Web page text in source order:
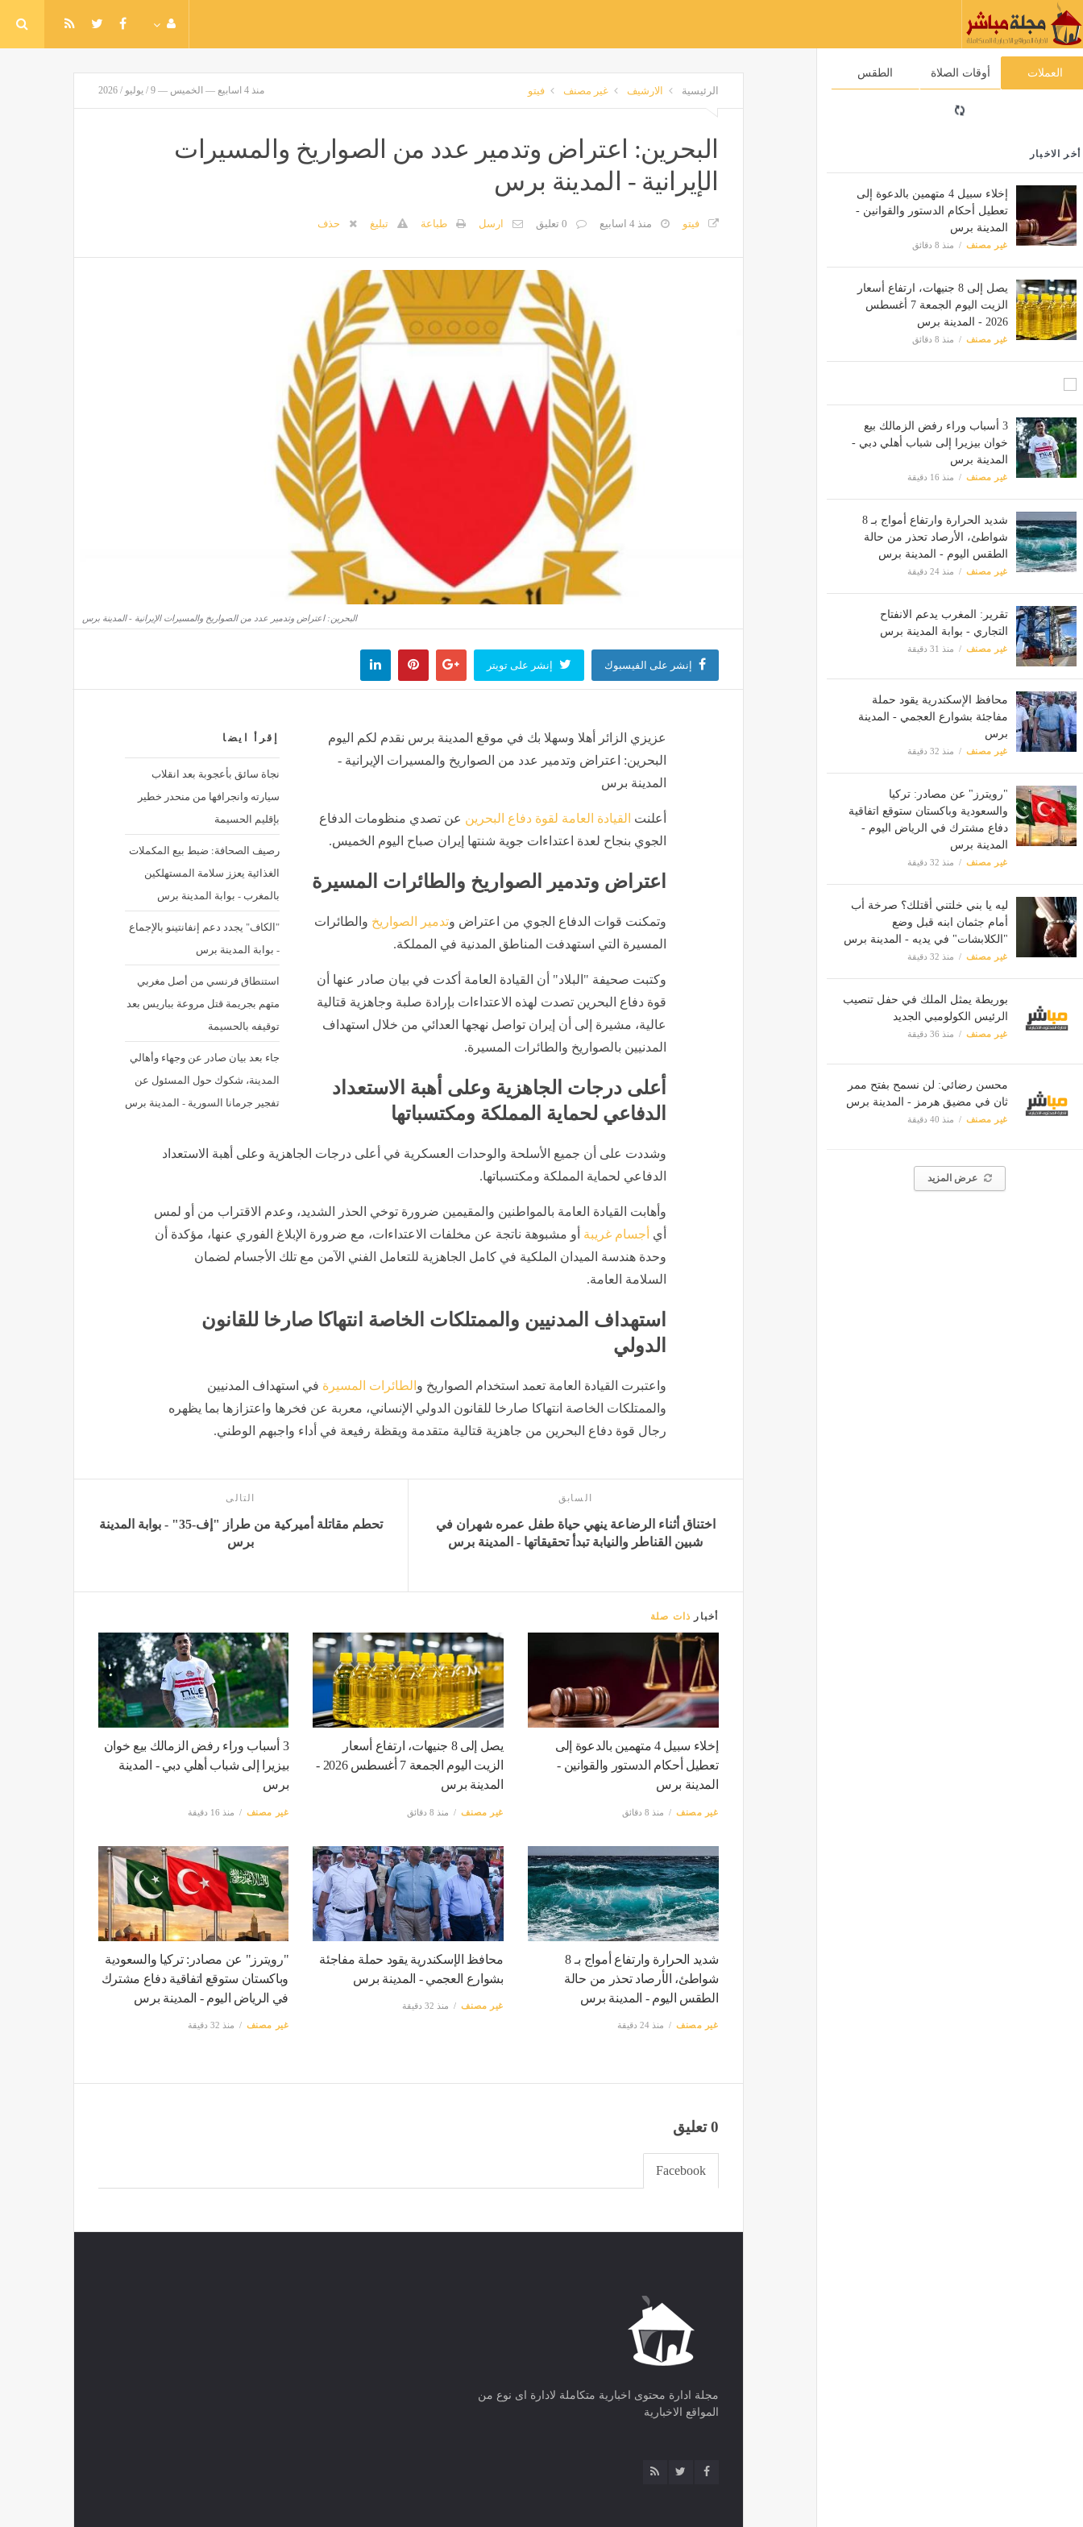
العملات أوقات الصلاة الطقس
أخر الاخبار
إخلاء سبيل 4 متهمين بالدعوة إلى
تعطيل أحكام الدستور والقوانين -
المدينة برس
غير مصنف منذ 8 دقائق
يصل إلى 8 جنيهات، ارتفاع أسعار
الزيت اليوم الجمعة 7 أغسطس
2026 - المدينة برس
غير مصنف منذ 8 دقائق
3 أسباب وراء رفض الزمالك بيع
خوان بيزيرا إلى شباب أهلي دبي -
المدينة برس
غير مصنف منذ 16 دقيقة
شديد الحرارة وارتفاع أمواج بـ 8
شواطئ، الأرصاد تحذر من حالة
الطقس اليوم - المدينة برس
غير مصنف منذ 24 دقيقة
تقرير: المغرب يدعم الانفتاح
التجاري - بوابة المدينة برس
غير مصنف منذ 31 دقيقة
محافظ الإسكندرية يقود حملة
مفاجئة بشوارع العجمي - المدينة
برس
غير مصنف منذ 32 دقيقة
"رويترز" عن مصادر: تركيا
والسعودية وباكستان ستوقع اتفاقية
دفاع مشترك في الرياض اليوم -
المدينة برس
غير مصنف منذ 32 دقيقة
ليه يا بني خلتني أقتلك؟ صرخة أب
أمام جثمان ابنه قبل وضع
"الكلابشات" في يديه - المدينة برس
غير مصنف منذ 32 دقيقة
بوريطة يمثل الملك في حفل تنصيب
الرئيس الكولومبي الجديد
غير مصنف منذ 36 دقيقة
محسن رضائي: لن نسمح بفتح ممر
ثان في مضيق هرمز - المدينة برس
غير مصنف منذ 40 دقيقة
عرض المزيد
الرئيسية الارشيف غير مصنف فيتو منذ 4 اسابيع — الخميس — 9 / يوليو / 2026
البحرين: اعتراض وتدمير عدد من الصواريخ والمسيرات
الإيرانية - المدينة برس
فيتو منذ 4 اسابيع 0 تعليق ارسل طباعة تبليغ حذف
البحرين: اعتراض وتدمير عدد من الصواريخ والمسيرات الإيرانية - المدينة برس
إنشر على الفيسبوك إنشر على تويتر
إقرأ ايضا
نجاة سائق بأعجوبة بعد انقلاب
سيارته وانجرافها من منحدر خطير
بإقليم الحسيمة
رصيف الصحافة: ضبط بيع المكملات
الغذائية يعزز سلامة المستهلكين
بالمغرب - بوابة المدينة برس
"الكاف" يجدد دعم إنفانتينو بالإجماع
- بوابة المدينة برس
استنطاق فرنسي من أصل مغربي
متهم بجريمة قتل مروعة بباريس بعد
توقيفه بالحسيمة
جاء بعد بيان صادر عن وجهاء وأهالي
المدينة، شكوك حول المسئول عن
تفجير جرمانا السورية - المدينة برس
عزيزي الزائر أهلا وسهلا بك في موقع المدينة برس نقدم لكم اليوم
البحرين: اعتراض وتدمير عدد من الصواريخ والمسيرات الإيرانية -
المدينة برس
أعلنت القيادة العامة لقوة دفاع البحرين عن تصدي منظومات الدفاع
الجوي بنجاح لعدة اعتداءات جوية شنتها إيران صباح اليوم الخميس.
اعتراض وتدمير الصواريخ والطائرات المسيرة
وتمكنت قوات الدفاع الجوي من اعتراض وتدمير الصواريخ والطائرات
المسيرة التي استهدفت المناطق المدنية في المملكة.
وكتبت صحيفة "البلاد" أن القيادة العامة أكدت في بيان صادر عنها أن
قوة دفاع البحرين تصدت لهذه الاعتداءات بإرادة صلبة وجاهزية قتالية
عالية، مشيرة إلى أن إيران تواصل نهجها العدائي من خلال استهداف
المدنيين بالصواريخ والطائرات المسيرة.
أعلى درجات الجاهزية وعلى أهبة الاستعداد
الدفاعي لحماية المملكة ومكتسباتها
وشددت على أن جميع الأسلحة والوحدات العسكرية في أعلى درجات الجاهزية وعلى أهبة الاستعداد
الدفاعي لحماية المملكة ومكتسباتها.
وأهابت القيادة العامة بالمواطنين والمقيمين ضرورة توخي الحذر الشديد، وعدم الاقتراب من أو لمس
أي أجسام غريبة أو مشبوهة ناتجة عن مخلفات الاعتداءات، مع ضرورة الإبلاغ الفوري عنها، مؤكدة أن
وحدة هندسة الميدان الملكية في كامل الجاهزية للتعامل الفني الآمن مع تلك الأجسام لضمان
السلامة العامة.
استهداف المدنيين والممتلكات الخاصة انتهاكا صارخا للقانون
الدولي
واعتبرت القيادة العامة تعمد استخدام الصواريخ و الطائرات المسيرة في استهداف المدنيين
والممتلكات الخاصة انتهاكا صارخا للقانون الدولي الإنساني، معربة عن فخرها واعتزازها بما يظهره
رجال قوة دفاع البحرين من جاهزية قتالية متقدمة ويقظة رفيعة في أداء واجبهم الوطني.
السابق
اختناق أثناء الرضاعة ينهي حياة طفل عمره شهران في
شبين القناطر والنيابة تبدأ تحقيقاتها - المدينة برس
التالى
تحطم مقاتلة أميركية من طراز "إف-35" - بوابة المدينة
برس
أخبار ذات صلة
إخلاء سبيل 4 متهمين بالدعوة إلى
تعطيل أحكام الدستور والقوانين -
المدينة برس
غير مصنف منذ 8 دقائق
يصل إلى 8 جنيهات، ارتفاع أسعار
الزيت اليوم الجمعة 7 أغسطس 2026 -
المدينة برس
غير مصنف منذ 8 دقائق
3 أسباب وراء رفض الزمالك بيع خوان
بيزيرا إلى شباب أهلي دبي - المدينة
برس
غير مصنف منذ 16 دقيقة
شديد الحرارة وارتفاع أمواج بـ 8
شواطئ، الأرصاد تحذر من حالة
الطقس اليوم - المدينة برس
غير مصنف منذ 24 دقيقة
محافظ الإسكندرية يقود حملة مفاجئة
بشوارع العجمي - المدينة برس
غير مصنف منذ 32 دقيقة
"رويترز" عن مصادر: تركيا والسعودية
وباكستان ستوقع اتفاقية دفاع مشترك
في الرياض اليوم - المدينة برس
غير مصنف منذ 32 دقيقة
0 تعليق
Facebook
مجلة ادارة محتوى اخبارية متكاملة لادارة اى نوع من
المواقع الاخبارية